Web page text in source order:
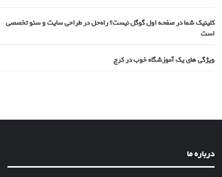
کلینیک شما در صفحه اول گوگل نیست؟ راه‌حل در طراحی سایت و سئو تخصصی
است
ویژگی های یک آموزشگاه خوب در کرج
درباره ما